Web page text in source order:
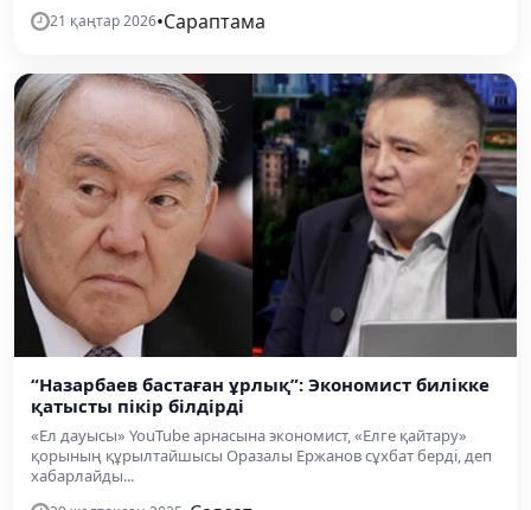
21 қаңтар 2026•Сараптама
“Назарбаев бастаған ұрлық”: Экономист билікке
қатысты пікір білдірді
«Ел дауысы» YouTube арнасына экономист, «Елге қайтару»
қорының құрылтайшысы Оразалы Ержанов сұхбат берді, деп
хабарлайды...